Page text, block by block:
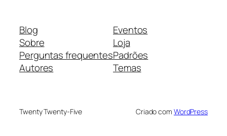
Blog
Sobre
Perguntas frequentes
Autores
Eventos
Loja
Padrões
Temas
Twenty Twenty-Five Criado com WordPress